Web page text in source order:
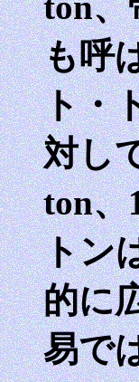
も呼
ト・
対し
ton、
トン
的に
易で